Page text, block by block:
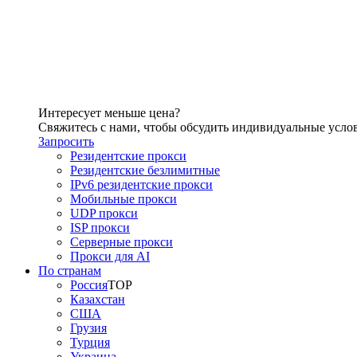
Интересует меньше цена?
Свяжитесь с нами, чтобы обсудить индивидуальные
Запросить
Резидентские прокси
Резидентские безлимитные
IPv6 резидентские прокси
Мобильные прокси
UDP прокси
ISP прокси
Серверные прокси
Прокси для AI
По странам
РоссияTOP
Казахстан
США
Грузия
Турция